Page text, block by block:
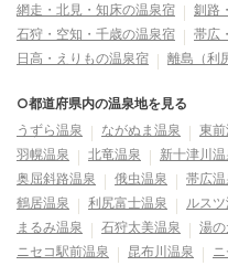
網走・北見・知床の温泉宿
釧路
石狩・空知・千歳の温泉宿
帯広
日高・えりもの温泉宿
離島（利
○都道府県内の温泉地を見る
うずら温泉
ながぬま温泉 東
羽幌温泉
北竜温泉 新十津川温
奥屈斜路温泉
俄虫温泉 帯広温
鶴居温泉
利尻富士温泉 ルス
まるみ温泉
石狩太美温泉 湯
ニセコ駅前温泉
昆布川温泉